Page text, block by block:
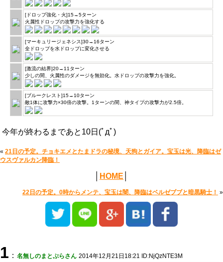
[ドロップ強化・火]15→5ターン
火属性ドロップの攻撃力を強化する
[マーキュリージェネシス]30→16ターン
全ドロップを水ドロップに変化させる
[激流の結界]20→11ターン
少しの間、火属性のダメージを無効化。水ドロップの攻撃力を強化。
[ブルークレスト]15→10ターン
敵1体に攻撃力×30倍の攻撃。1ターンの間、神タイプの攻撃力が2.5倍。
今年が終わるまであと10日(ﾟдﾟ)
« 21日の予定。チョキエメとたまドラの秘境、天狗とガイア。宝玉は光、降臨はゼ
ウスヴァルカン降臨！
HOME
22日の予定。0時からメンテ、宝玉は闇、降臨はベルゼブブと暗黒騎士！ »
1 ： 名無しのまとぷらさん 2014年12月21日18:21 ID:NjQzNTE3M